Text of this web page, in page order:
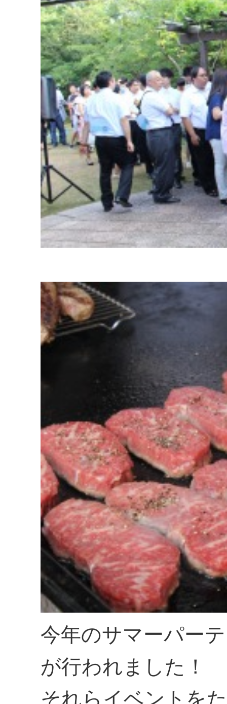
今年のサマーパー
が行われました！
それらイベントを